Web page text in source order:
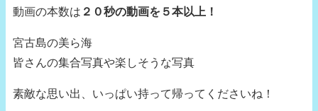
動画の本数は ２０秒の動画を５本以上！
宮古島の美ら海
皆さんの集合写真や楽しそうな写真
素敵な思い出、いっぱい持って帰ってくださいね！